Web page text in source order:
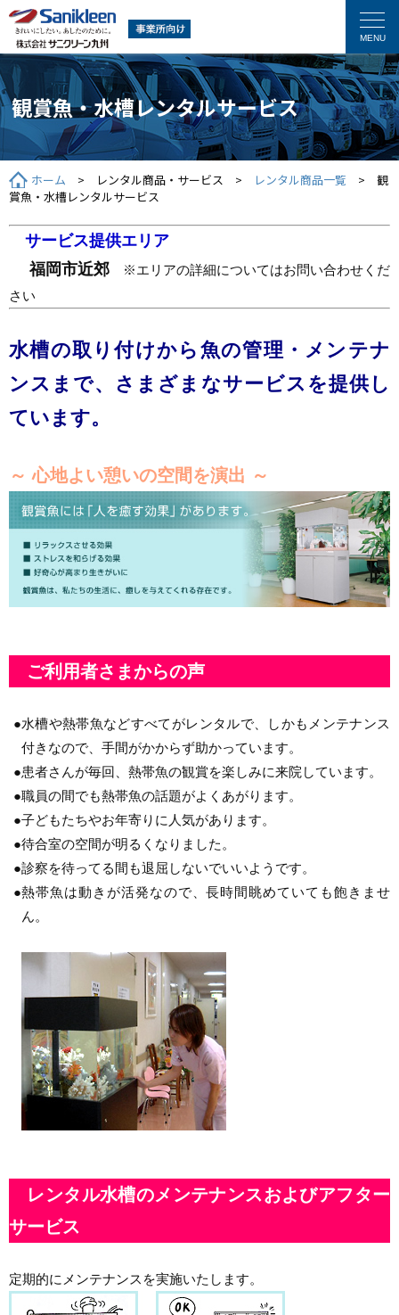
観賞魚・水槽レンタルサービス
ホーム > レンタル商品・サービス > レンタル商品一覧 > 観
賞魚・水槽レンタルサービス
サービス提供エリア
福岡市近郊 ※エリアの詳細についてはお問い合わせくだ
さい
水槽の取り付けから魚の管理・メンテナ
ンスまで、さまざまなサービスを提供し
ています。
～ 心地よい憩いの空間を演出 ～
ご利用者さまからの声
●水槽や熱帯魚などすべてがレンタルで、しかもメンテナンス
付きなので、手間がかからず助かっています。
●患者さんが毎回、熱帯魚の観賞を楽しみに来院しています。
●職員の間でも熱帯魚の話題がよくあがります。
●子どもたちやお年寄りに人気があります。
●待合室の空間が明るくなりました。
●診察を待ってる間も退屈しないでいいようです。
●熱帯魚は動きが活発なので、長時間眺めていても飽きませ
ん。
レンタル水槽のメンテナンスおよびアフター
サービス
定期的にメンテナンスを実施いたします。